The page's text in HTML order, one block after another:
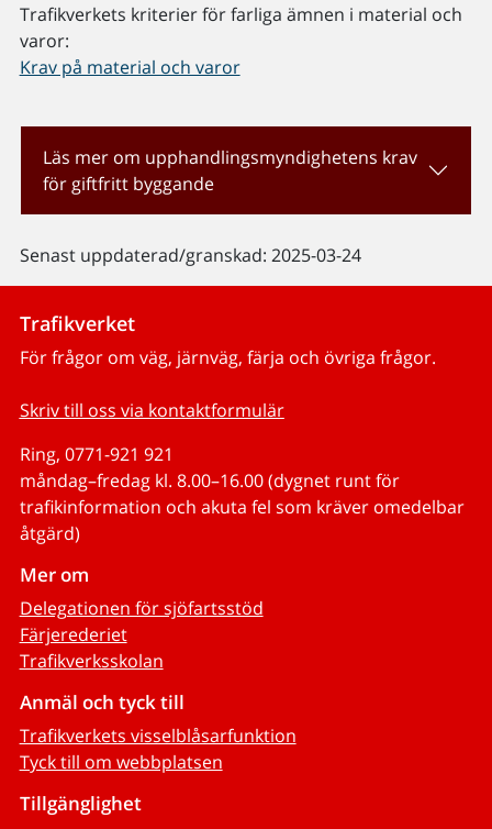
Trafikverkets kriterier för farliga ämnen i material och
varor:
Krav på material och varor
Läs mer om upphandlingsmyndighetens krav
för giftfritt byggande
Senast uppdaterad/granskad: 2025-03-24
Trafikverket
För frågor om väg, järnväg, färja och övriga frågor.
Skriv till oss via kontaktformulär
Ring, 0771-921 921
måndag–fredag kl. 8.00–16.00 (dygnet runt för
trafikinformation och akuta fel som kräver omedelbar
åtgärd)
Mer om
Delegationen för sjöfartsstöd
Färjerederiet
Trafikverksskolan
Anmäl och tyck till
Trafikverkets visselblåsarfunktion
Tyck till om webbplatsen
Tillgänglighet